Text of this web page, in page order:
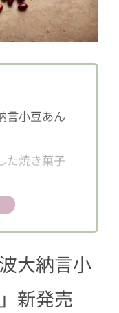
言小豆あん
た焼き菓子
大納言小
新発売